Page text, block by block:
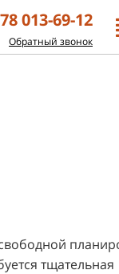
013-69-12
Обратный звонок
тщательная